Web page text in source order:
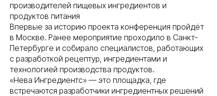
производителей пищевых ингредиентов и
продуктов питания
Впервые за историю проекта конференция пройдёт
в Москве. Ранее мероприятие проходило в Санкт-
Петербурге и собирало специалистов, работающих
с разработкой рецептур, ингредиентами и
технологией производства продуктов.
«Нева Ингредиентс» — это площадка, где
встречаются разработчики ингредиентных решений